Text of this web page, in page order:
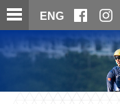
跳
至
內
ENG
内